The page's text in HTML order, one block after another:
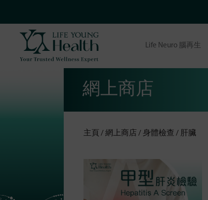
Life Neuro 腦再生
網上商店
主頁 網上商店 身體檢查 肝臟